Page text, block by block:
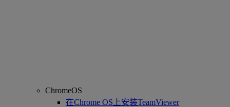
ChromeOS
在Chrome OS上安装TeamViewer